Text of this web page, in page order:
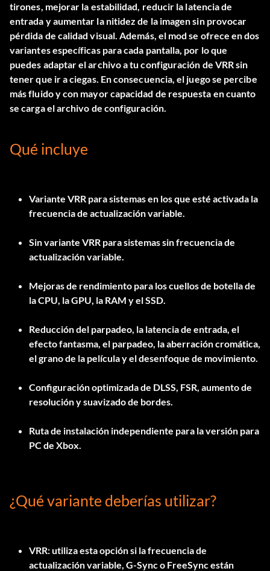
tirones, mejorar la estabilidad, reducir la latencia de
entrada y aumentar la nitidez de la imagen sin provocar
pérdida de calidad visual. Además, el mod se ofrece en dos
variantes específicas para cada pantalla, por lo que
puedes adaptar el archivo a tu configuración de VRR sin
tener que ir a ciegas. En consecuencia, el juego se percibe
más fluido y con mayor capacidad de respuesta en cuanto
se carga el archivo de configuración.
Qué incluye
Variante VRR para sistemas en los que esté activada la
frecuencia de actualización variable.
Sin variante VRR para sistemas sin frecuencia de
actualización variable.
Mejoras de rendimiento para los cuellos de botella de
la CPU, la GPU, la RAM y el SSD.
Reducción del parpadeo, la latencia de entrada, el
efecto fantasma, el parpadeo, la aberración cromática,
el grano de la película y el desenfoque de movimiento.
Configuración optimizada de DLSS, FSR, aumento de
resolución y suavizado de bordes.
Ruta de instalación independiente para la versión para
PC de Xbox.
¿Qué variante deberías utilizar?
VRR: utiliza esta opción si la frecuencia de
actualización variable, G-Sync o FreeSync están